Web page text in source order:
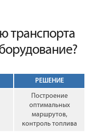
транспорта
РЕШЕНИЕ
Построение
оптимальных
маршрутов,
контроль топлива